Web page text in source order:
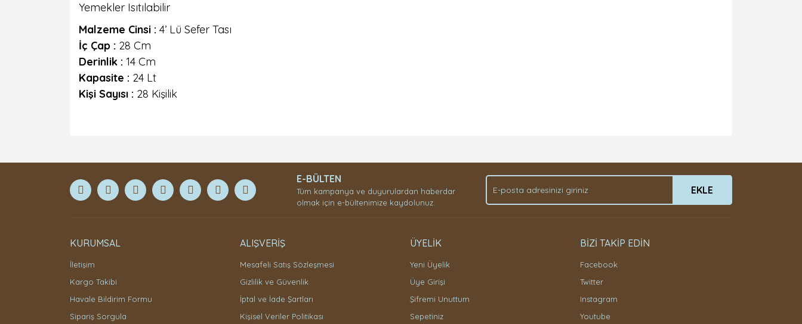
Yemekler Isıtılabilir
Malzeme Cinsi : 4’ Lü Sefer Tası
İç Çap : 28 Cm
Derinlik : 14 Cm
Kapasite : 24 Lt
Kişi Sayısı : 28 Kişilik
Yorum Yaz
E-BÜLTEN
Tüm kampanya ve duyurulardan haberdar
olmak için e-bültenimize kaydolunuz.
EKLE
KURUMSAL
İletişim
Kargo Takibi
Havale Bildirim Formu
Sipariş Sorgula
ALIŞVERİŞ
Mesafeli Satış Sözleşmesi
Gizlilik ve Güvenlik
İptal ve İade Şartları
Kişisel Veriler Politikası
ÜYELİK
Yeni Üyelik
Üye Girişi
Şifremi Unuttum
Sepetiniz
BİZİ TAKİP EDİN
Facebook
Twitter
Instagram
Youtube